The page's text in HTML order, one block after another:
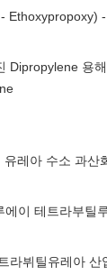
Ethoxypropoxy)
Dipropylene 용
레아 수소 과산
이 테트라부틸
라뷔틸유레아 산